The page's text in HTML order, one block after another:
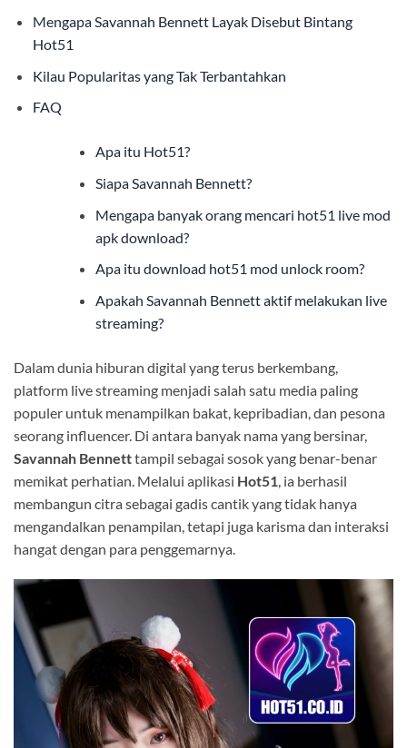
Mengapa Savannah Bennett Layak Disebut Bintang
Hot51
Kilau Popularitas yang Tak Terbantahkan
FAQ
Apa itu Hot51?
Siapa Savannah Bennett?
Mengapa banyak orang mencari hot51 live mod
apk download?
Apa itu download hot51 mod unlock room?
Apakah Savannah Bennett aktif melakukan live
streaming?
Dalam dunia hiburan digital yang terus berkembang,
platform live streaming menjadi salah satu media paling
populer untuk menampilkan bakat, kepribadian, dan pesona
seorang influencer. Di antara banyak nama yang bersinar,
Savannah Bennetttampil sebagai sosok yang benar-benar
memikat perhatian. Melalui aplikasi Hot51 , ia berhasil
membangun citra sebagai gadis cantik yang tidak hanya
mengandalkan penampilan, tetapi juga karisma dan interaksi
hangat dengan para penggemarnya.